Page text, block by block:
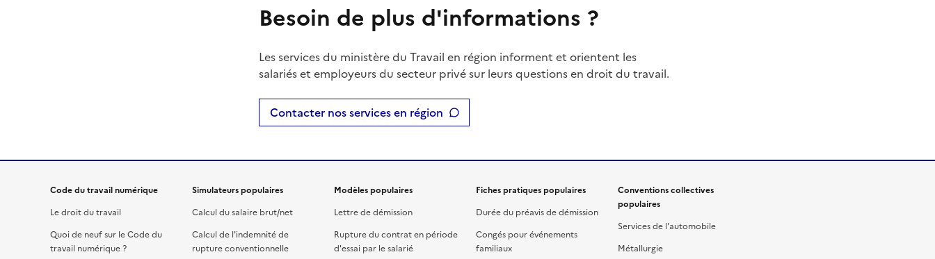
Besoin de plus d'informations ?
Les services du ministère du Travail en région informent et orientent les
salariés et employeurs du secteur privé sur leurs questions en droit du travail.
Contacter nos services en région
Code du travail numérique
Le droit du travail
Quoi de neuf sur le Code du
travail numérique ?
Simulateurs populaires
Calcul du salaire brut/net
Calcul de l'indemnité de
rupture conventionnelle
Modèles populaires
Lettre de démission
Rupture du contrat en période
d'essai par le salarié
Fiches pratiques populaires
Durée du préavis de démission
Congés pour événements
familiaux
Conventions collectives
populaires
Services de l'automobile
Métallurgie